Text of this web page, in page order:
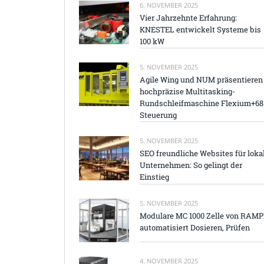
6. NOVEMBER 2025
Vier Jahrzehnte Erfahrung:
KNESTEL entwickelt Systeme bis
100 kW
5. NOVEMBER 2025
Agile Wing und NUM präsentieren
hochpräzise Multitasking-
Rundschleifmaschine Flexium+68
Steuerung
5. NOVEMBER 2025
SEO freundliche Websites für
Unternehmen: So gelingt der
Einstieg
5. NOVEMBER 2025
Modulare MC 1000 Zelle von
automatisiert Dosieren, Prüfen
4. NOVEMBER 2025